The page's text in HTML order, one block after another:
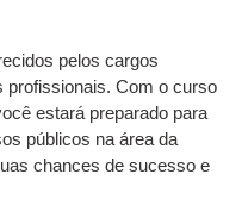
pelos cargos
profissionais. Com o curso
estará preparado para
públicos na área da
chances de sucesso e